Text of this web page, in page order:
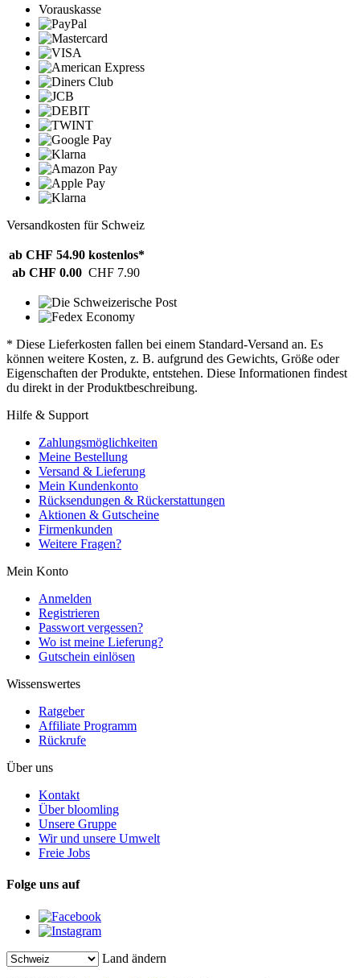
Vorauskasse
Versandkosten für Schweiz
ab CHF 54.90 kostenlos*
ab CHF 0.00 CHF 7.90
* Diese Lieferkosten fallen bei einem Standard-Versand an. Es
können weitere Kosten, z. B. aufgrund des Gewichts, Größe oder
Eigenschaften der Produkte, entstehen. Diese Informationen findest
du direkt in der Produktbeschreibung.
Hilfe & Support
Zahlungsmöglichkeiten
Meine Bestellung
Versand & Lieferung
Mein Kundenkonto
Rücksendungen & Rückerstattungen
Aktionen & Gutscheine
Firmenkunden
Weitere Fragen?
Mein Konto
Anmelden
Registrieren
Passwort vergessen?
Wo ist meine Lieferung?
Gutschein einlösen
Wissenswertes
Ratgeber
Affiliate Programm
Rückrufe
Über uns
Kontakt
Über bloomling
Unsere Gruppe
Wir und unsere Umwelt
Freie Jobs
Folge uns auf
Land ändern